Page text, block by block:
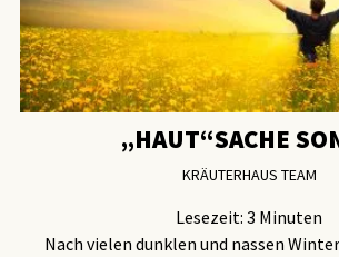
„HAUT“SACHE
KRÄUTERHAUS TEAM
Lesezeit: 3 Minuten
Nach vielen dunklen und nassen